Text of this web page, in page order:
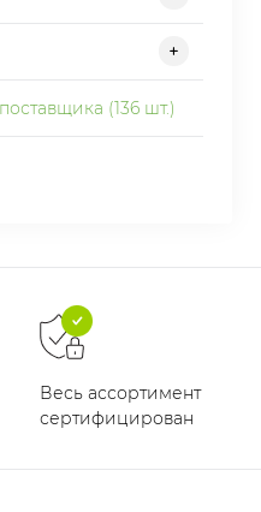
(136 шт.)
Весь ассортимент
сертифицирован